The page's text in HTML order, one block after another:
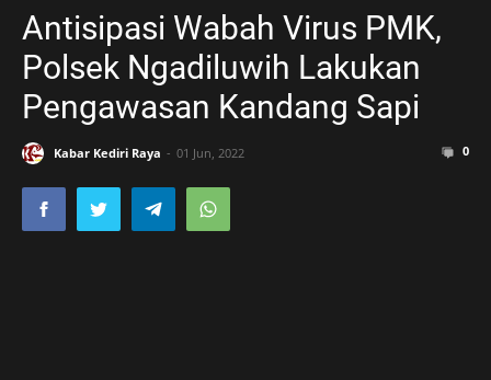
Antisipasi Wabah Virus PMK,
Polsek Ngadiluwih Lakukan
Pengawasan Kandang Sapi
Kabar Kediri Raya 01 Jun, 2022 0